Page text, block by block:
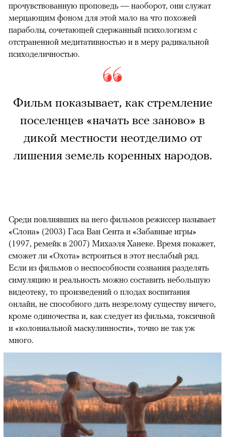
прочувствованную проповедь — наоборот, они служат
мерцающим фоном для этой мало на что похожей
параболы, сочетающей сдержанный психологизм с
отстраненной медитативностью и в меру радикальной
психоделичностью.
Фильм показывает, как стремление
поселенцев «начать все заново» в
дикой местности неотделимо от
лишения земель коренных народов.
Среди повлиявших на него фильмов режиссер называет
«Слона» (2003) Гаса Ван Сента и «Забавные игры»
(1997, ремейк в 2007) Михаэля Ханеке. Время покажет,
сможет ли «Охота» встроиться в этот неслабый ряд.
Если из фильмов о неспособности сознания разделять
симуляцию и реальность можно составить небольшую
видеотеку, то произведений о плодах воспитания
онлайн, не способного дать незрелому существу ничего,
кроме одиночества и, как следует из фильма, токсичной
и «колониальной маскулинности», точно не так уж
много.